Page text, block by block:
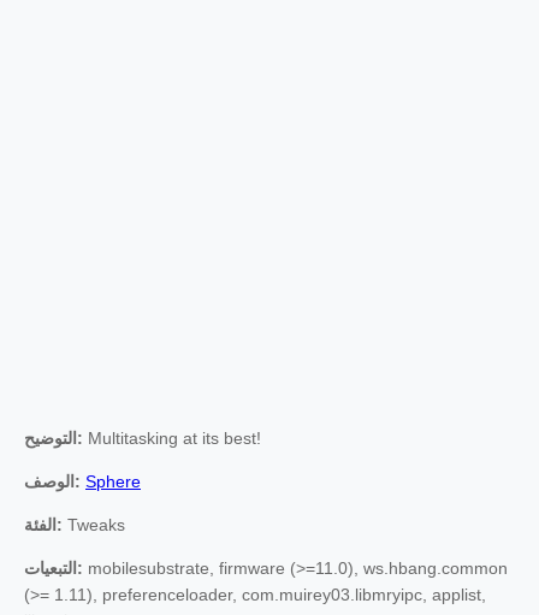
التوضيح: Multitasking at its best!
الوصف: Sphere
الفئة: Tweaks
التبعيات: mobilesubstrate, firmware (>=11.0), ws.hbang.common
(>= 1.11), preferenceloader, com.muirey03.libmryipc, applist,